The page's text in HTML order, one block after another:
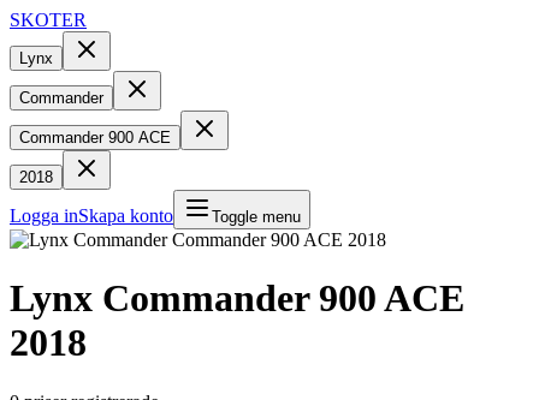
SKOTER
Lynx
Commander
Commander 900 ACE
2018
Logga inSkapa konto Toggle menu
Lynx Commander 900 ACE
2018